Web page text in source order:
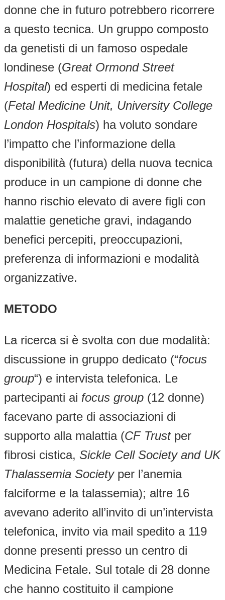
donne che in futuro potrebbero ricorrere
a questo tecnica. Un gruppo composto
da genetisti di un famoso ospedale
londinese (Great Ormond Street
Hospital) ed esperti di medicina fetale
(Fetal Medicine Unit, University College
London Hospitals) ha voluto sondare
l’impatto che l’informazione della
disponibilità (futura) della nuova tecnica
produce in un campione di donne che
hanno rischio elevato di avere figli con
malattie genetiche gravi, indagando
benefici percepiti, preoccupazioni,
preferenza di informazioni e modalità
organizzative.
METODO
La ricerca si è svolta con due modalità:
discussione in gruppo dedicato (“focus
group“) e intervista telefonica. Le
partecipanti ai focus group (12 donne)
facevano parte di associazioni di
supporto alla malattia (CF Trustper
fibrosi cistica, Sickle Cell Society and UK
Thalassemia Societyper l’anemia
falciforme e la talassemia); altre 16
avevano aderito all’invito di un’intervista
telefonica, invito via mail spedito a 119
donne presenti presso un centro di
Medicina Fetale. Sul totale di 28 donne
che hanno costituito il campione